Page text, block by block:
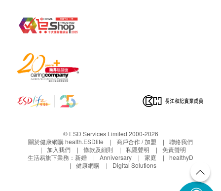
© ESD Services Limited 2000-2026
關於健康網購 health.ESDlife
商戶合作 / 加盟
聯絡我們
加入我們
條款及細則 私隱聲明
免責聲明
生活易旗下業務： 新婚 Anniversary 家庭
healthyD
健康網購
Digital Solutions